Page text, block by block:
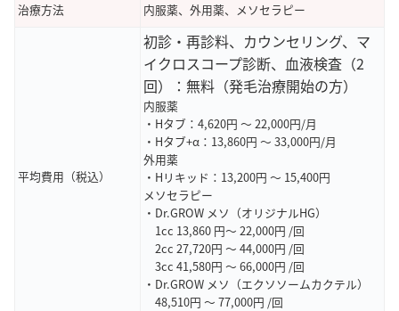
治療方法
内服薬、外用薬、メソセラピー
平均費用（税込）
初診・再診料、カウンセリング、マ
イクロスコープ診断、血液検査（2
回）：無料（発毛治療開始の方）
内服薬
・Hタブ：4,620円 ～ 22,000円/月
・Hタブ+α：13,860円 ～ 33,000円/月
外用薬
・Hリキッド：13,200円 ～ 15,400円
メソセラピー
・Dr.GROW メソ（オリジナルHG）
1cc 13,860 円～ 22,000円 /回
2cc 27,720円 ～ 44,000円 /回
3cc 41,580円 ～ 66,000円 /回
・Dr.GROW メソ（エクソソームカクテル）
48,510円 ～ 77,000円 /回